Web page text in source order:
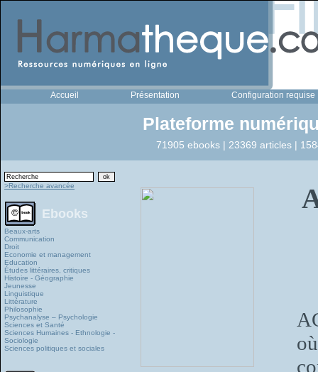
Accueil Présentation Configuration requise
Plateforme
71905 ebooks | 23369 articles |
>Recherche avancée
Ebooks
Beaux-arts
Communication
Droit
Economie et management
Education
Études littéraires, critiques
Histoire - Géographie
Jeunesse
Linguistique
Littérature
Philosophie
Psychanalyse – Psychologie
Sciences et Santé
Sciences Humaines - Ethnologie -
Sociologie
Sciences politiques et sociales